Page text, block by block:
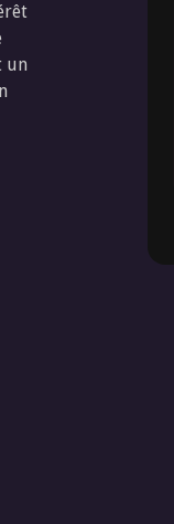
un